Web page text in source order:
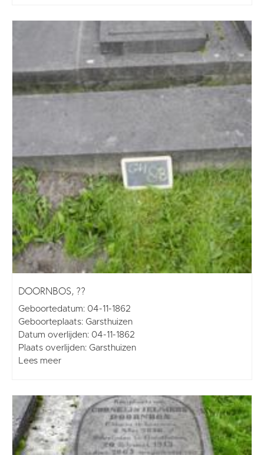
DOORNBOS, ??
Geboortedatum: 04-11-1862
Geboorteplaats: Garsthuizen
Datum overlijden: 04-11-1862
Plaats overlijden: Garsthuizen
Lees meer